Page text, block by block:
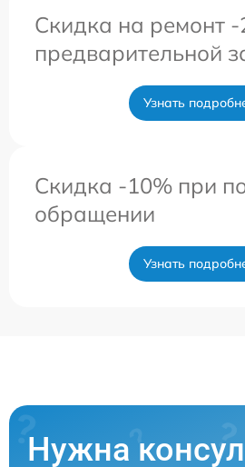
Скидка на ремонт -
предварительной
Узнать
Скидка -10% при
обращении
Узнать
Нужна